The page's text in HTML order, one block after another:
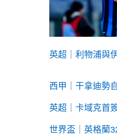
英超｜利物浦與
西甲｜干拿迪勢
英超｜卡域克首
世界盃｜英格蘭